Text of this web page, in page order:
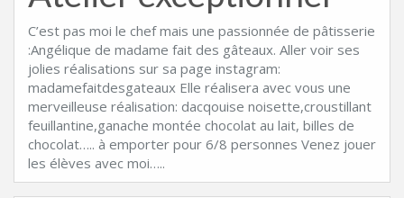
C’est pas moi le chef mais une passionnée de pâtisserie
:Angélique de madame fait des gâteaux. Aller voir ses
jolies réalisations sur sa page instagram:
madamefaitdesgateaux Elle réalisera avec vous une
merveilleuse réalisation: dacqouise noisette,croustillant
feuillantine,ganache montée chocolat au lait, billes de
chocolat….. à emporter pour 6/8 personnes Venez jouer
les élèves avec moi…..